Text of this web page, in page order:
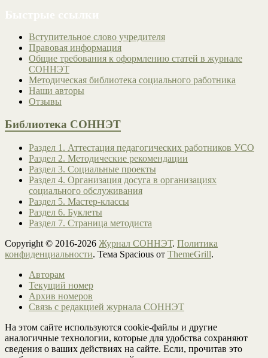
Вступительное слово учредителя
Правовая информация
Общие требования к оформлению статей в журнале
СОННЭТ
Методическая библиотека социального работника
Наши авторы
Отзывы
Библиотека СОННЭТ
Раздел 1. Аттестация педагогических работников УСО
Раздел 2. Методические рекомендации
Раздел 3. Социальные проекты
Раздел 4. Организация досуга в организациях
социального обслуживания
Раздел 5. Мастер-классы
Раздел 6. Буклеты
Раздел 7. Страница методиста
Copyright © 2016-2026 Журнал СОННЭТ. Политика
конфиденциальности. Тема Spacious от ThemeGrill.
Авторам
Текущий номер
Архив номеров
Связь с редакцией журнала СОННЭТ
На этом сайте используются cookie-файлы и другие
аналогичные технологии, которые для удобства сохраняют
сведения о ваших действиях на сайте. Если, прочитав это